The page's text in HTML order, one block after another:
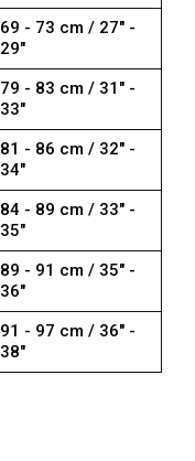
69 - 73 cm / 27" -
29"
79 - 83 cm / 31" -
33"
81 - 86 cm / 32" -
34"
84 - 89 cm / 33" -
35"
89 - 91 cm / 35" -
36"
91 - 97 cm / 36" -
38"